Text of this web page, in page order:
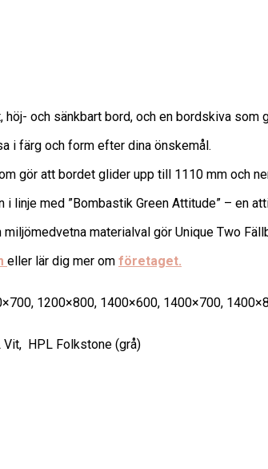
höj- och sänkbart bord, och en bordskiva
i färg och form efter dina önskemål.
gör att bordet glider upp till 1110 mm och
i linje med ”Bombastik Green Attitude” – en
materialval gör Unique Two
eller lär dig mer om företaget.
1200×800, 1400×600, 1400×700,
Vit, HPL Folkstone (grå)